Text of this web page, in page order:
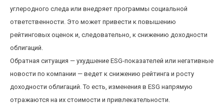
углеродного следа или внедряет программы социальной
ответственности. Это может привести к повышению
рейтинговых оценок и, следовательно, к снижению доходности
облигаций.
Обратная ситуация — ухудшение ESG-показателей или негативные
новости по компании — ведет к снижению рейтинга и росту
доходности облигаций. То есть, изменения в ESG напрямую
отражаются на их стоимости и привлекательности.